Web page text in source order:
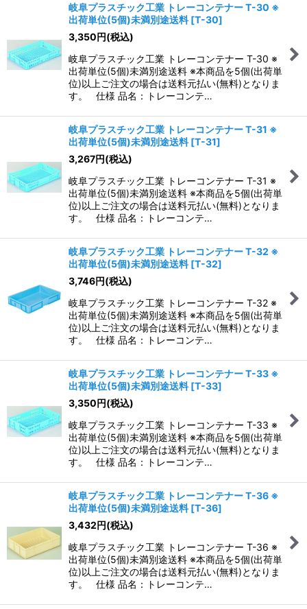
岐阜プラスチック工業 トレーコンテナー T-30 ※
出荷単位(5個)未満別途送料 [T-30]
3,350円(税込)
岐阜プラスチック工業 トレーコンテナー T-30 ※
出荷単位(5個)未満別途送料 ※本商品を5個(出荷単
位)以上ご注文の場合は送料元払い(無料)となりま
す。 仕様 品名：トレーコンテ…
岐阜プラスチック工業 トレーコンテナー T-31 ※
出荷単位(5個)未満別途送料 [T-31]
3,267円(税込)
岐阜プラスチック工業 トレーコンテナー T-31 ※
出荷単位(5個)未満別途送料 ※本商品を5個(出荷単
位)以上ご注文の場合は送料元払い(無料)となりま
す。 仕様 品名：トレーコンテ…
岐阜プラスチック工業 トレーコンテナー T-32 ※
出荷単位(5個)未満別途送料 [T-32]
3,746円(税込)
岐阜プラスチック工業 トレーコンテナー T-32 ※
出荷単位(5個)未満別途送料 ※本商品を5個(出荷単
位)以上ご注文の場合は送料元払い(無料)となりま
す。 仕様 品名：トレーコンテ…
岐阜プラスチック工業 トレーコンテナー T-33 ※
出荷単位(5個)未満別途送料 [T-33]
3,350円(税込)
岐阜プラスチック工業 トレーコンテナー T-33 ※
出荷単位(5個)未満別途送料 ※本商品を5個(出荷単
位)以上ご注文の場合は送料元払い(無料)となりま
す。 仕様 品名：トレーコンテ…
岐阜プラスチック工業 トレーコンテナー T-36 ※
出荷単位(5個)未満別途送料 [T-36]
3,432円(税込)
岐阜プラスチック工業 トレーコンテナー T-36 ※
出荷単位(5個)未満別途送料 ※本商品を5個(出荷単
位)以上ご注文の場合は送料元払い(無料)となりま
す。 仕様 品名：トレーコンテ…